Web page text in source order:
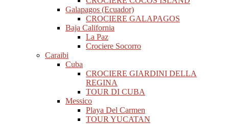
Galapagos (Ecuador)
CROCIERE GALAPAGOS
Baja California
La Paz
Crociere Socorro
Caraibi
Cuba
CROCIERE GIARDINI DELLA
REGINA
TOUR DI CUBA
Messico
Playa Del Carmen
TOUR YUCATAN